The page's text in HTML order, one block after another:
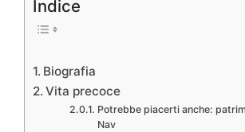
Indice
Biografia
Vita precoce
Potrebbe piacerti anche:
Nav